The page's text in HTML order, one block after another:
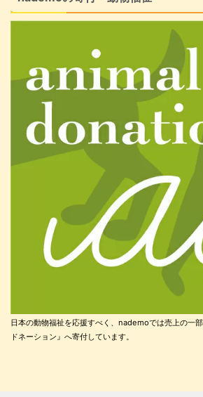
日本の動物福祉を応援すべく、nademoでは売上の一
ドネーション』へ寄付しています。